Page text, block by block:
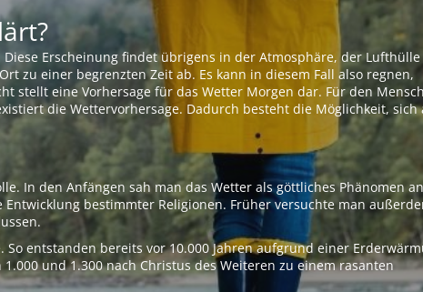
Erscheinung findet übrigens in der Atmosphäre, der Lufthülle
zu einer begrenzten Zeit ab. Es kann in diesem Fall also regnen,
stellt eine Vorhersage für das Wetter Morgen dar. Für den
die Wettervorhersage. Dadurch besteht die Möglichkeit, sich
In den Anfängen sah man das Wetter als göttliches Phänomen
bestimmter Religionen. Früher versuchte man
entstanden bereits vor 10.000 Jahren aufgrund einer
und 1.300 nach Christus des Weiteren zu einem rasanten